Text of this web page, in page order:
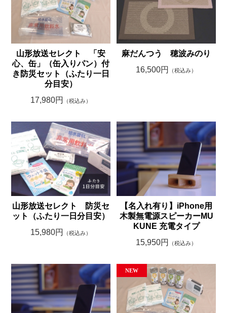
山形放送セレクト 「安
心、缶」（缶入りパン）付
き防災セット（ふたり一日
分目安）
17,980円
（税込み）
麻だんつう 穂波みのり
16,500円
（税込み）
山形放送セレクト 防災セ
ット（ふたり一日分目安）
15,980円
（税込み）
【名入れ有り】iPhone用
木製無電源スピーカーMU
KUNE 充電タイプ
15,950円
（税込み）